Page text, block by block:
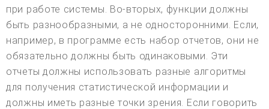
при работе системы. Во-вторых, функции должны
быть разнообразными, а не односторонними. Если,
например, в программе есть набор отчетов, они не
обязательно должны быть одинаковыми. Эти
отчеты должны использовать разные алгоритмы
для получения статистической информации и
должны иметь разные точки зрения. Если говорить